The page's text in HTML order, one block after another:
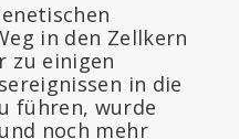
in den Zellkern
zu einigen
in die
führen, wurde
noch mehr